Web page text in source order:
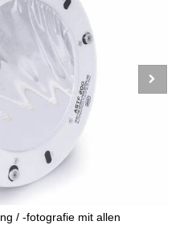
/ -fotografie mit allen